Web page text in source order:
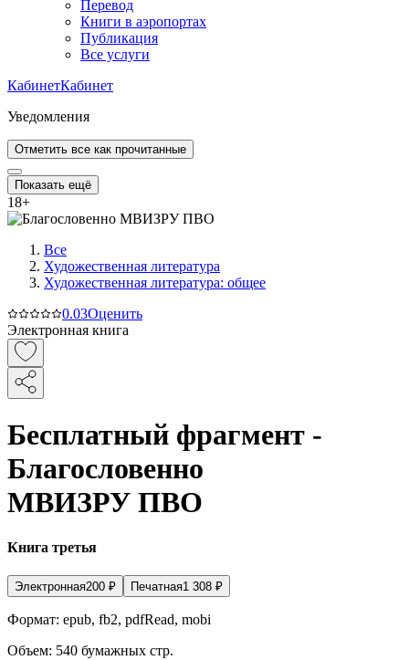
Перевод
Книги в аэропортах
Публикация
Все услуги
КабинетКабинет
Уведомления
Отметить все как прочитанные
Показать ещё
18+
Все
Художественная литература
Художественная литература: общее
0.03Оценить
Электронная книга
Бесплатный фрагмент -
Благословенно
МВИЗРУ ПВО
Книга третья
Электронная200 ₽ Печатная1 308 ₽
Формат: epub, fb2, pdfRead, mobi
Объем: 540 бумажных стр.